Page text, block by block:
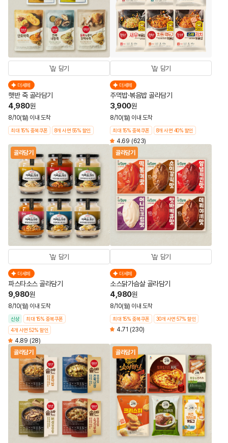
담기
더세페
햇반 죽 골라담기
4,980원
8/10(월) 이내 도착
최대 15% 중복쿠폰 8개 사면 55% 할인
담기
더세페
주먹밥·볶음밥 골라담기
3,900원
8/10(월) 이내 도착
최대 15% 중복쿠폰 8개 사면 40% 할인
4.69 (623)
골라담기
담기
더세페
파스타소스 골라담기
9,980원
8/10(월) 이내 도착
신상
최대 15% 중복쿠폰
4개 사면 52% 할인
4.89 (28)
골라담기
담기
더세페
소스닭가슴살 골라담기
4,980원
8/10(월) 이내 도착
최대 15% 중복쿠폰 30개 사면 57% 할인
4.71 (230)
골라담기 골라담기